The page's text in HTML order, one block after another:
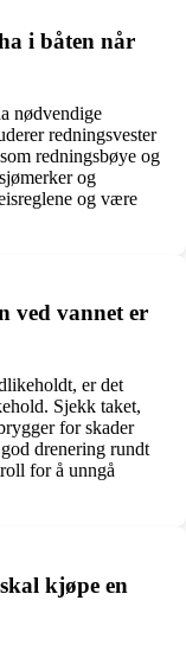
i båten når
nødvendige
redningsvester
redningsbøye og
og
og være
ved vannet er
er det
Sjekk taket,
for skader
drenering rundt
for å unngå
kjøpe en